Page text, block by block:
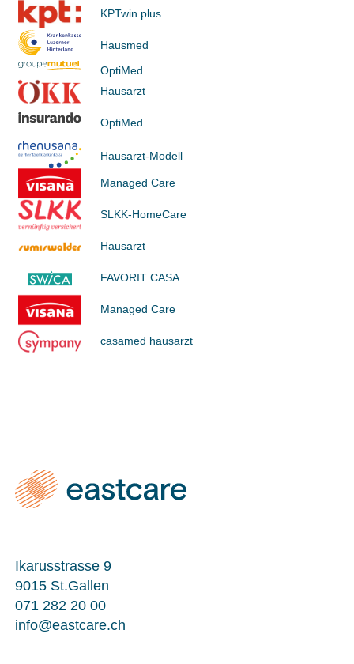
KPTwin.plus
Hausmed
OptiMed
Hausarzt
OptiMed
Hausarzt-Modell
Managed Care
SLKK-HomeCare
Hausarzt
FAVORIT CASA
Managed Care
casamed hausarzt
Ikarusstrasse 9
9015 St.Gallen
071 282 20 00
info@eastcare.ch